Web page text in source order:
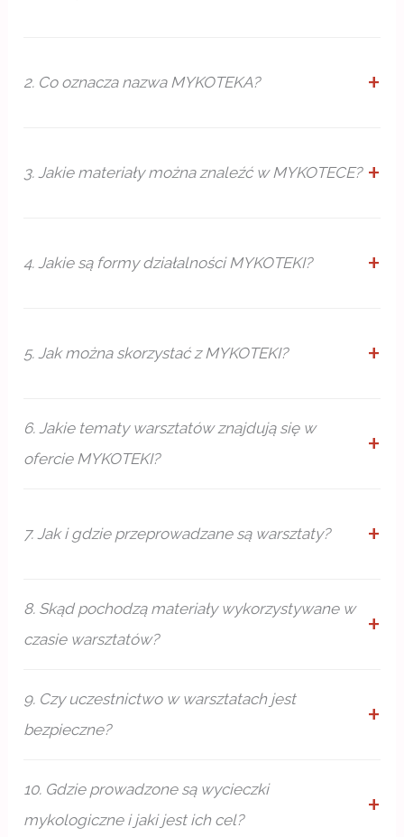
2. Co oznacza nazwa MYKOTEKA?
3. Jakie materiały można znaleźć w MYKOTECE?
4. Jakie są formy działalności MYKOTEKI?
5. Jak można skorzystać z MYKOTEKI?
6. Jakie tematy warsztatów znajdują się w
ofercie MYKOTEKI?
7. Jak i gdzie przeprowadzane są warsztaty?
8. Skąd pochodzą materiały wykorzystywane w
czasie warsztatów?
9. Czy uczestnictwo w warsztatach jest
bezpieczne?
10. Gdzie prowadzone są wycieczki
mykologiczne i jaki jest ich cel?